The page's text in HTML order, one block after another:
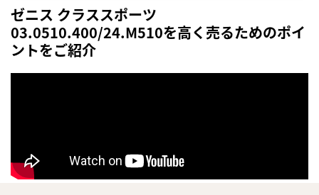
ゼニス クラススポーツ
03.0510.400/24.M510を高く売るためのポイ
ントをご紹介